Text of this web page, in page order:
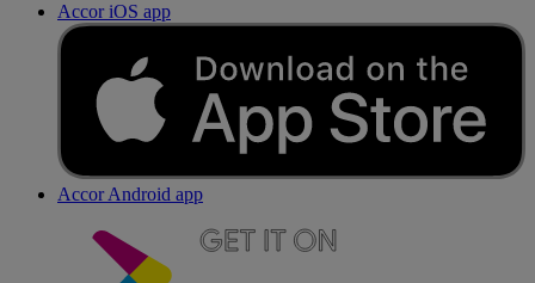
Accor iOS app
Accor Android app